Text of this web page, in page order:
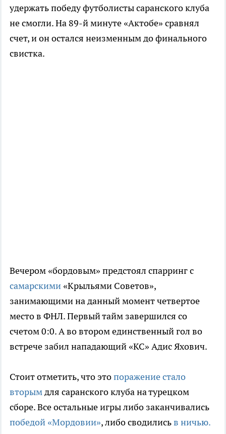
удержать победу футболисты саранского клуба
не смогли. На 89-й минуте «Актобе» сравнял
счет, и он остался неизменным до финального
свистка.
Вечером «бордовым» предстоял спарринг с
самарскими «Крыльями Советов»,
занимающими на данный момент четвертое
место в ФНЛ. Первый тайм завершился со
счетом 0:0. А во втором единственный гол во
встрече забил нападающий «КС» Адис Яхович.
Стоит отметить, что этопоражение стало
вторымдля саранского клуба на турецком
сборе. Все остальные игры либо заканчивались
победой «Мордовии», либо сводилисьв ничью.